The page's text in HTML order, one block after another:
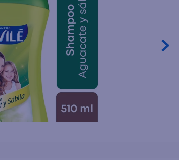
gillette
dove